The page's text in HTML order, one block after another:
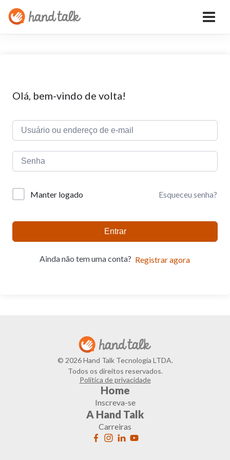
Olá, bem-vindo de volta!
Manter logado Esqueceu senha?
Entrar
Ainda não tem uma conta? Registrar agora
© 2026 Hand Talk Tecnologia LTDA.
Todos os direitos reservados.
Política de privacidade
Home
Inscreva-se
A Hand Talk
Carreiras